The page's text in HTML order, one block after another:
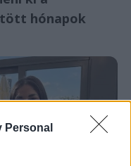
Personal
hónapok